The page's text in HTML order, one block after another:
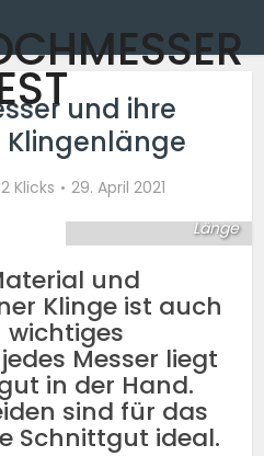
und ihre
Klicks 29. April 2021
Küchenmesser mit
unterschiedlicher
Länge
und
Klinge ist auch
wichtiges
Messer liegt
in der Hand.
sind für das
Schnittgut ideal.